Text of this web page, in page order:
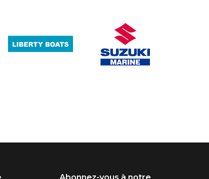
Abonnez-vous à notre